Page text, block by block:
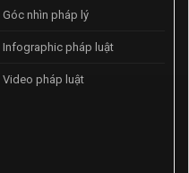
Góc nhìn pháp lý
Infographic pháp luật
Video pháp luật